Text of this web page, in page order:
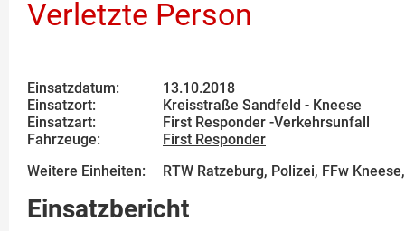
Verletzte Person
Einsatzdatum:
13.10.2018
Einsatzort:
Kreisstraße Sandfeld - Kneese
Einsatzart:
First Responder -Verkehrsunfall
Fahrzeuge:
First Responder
Weitere Einheiten:
RTW Ratzeburg, Polizei, FFw
Einsatzbericht